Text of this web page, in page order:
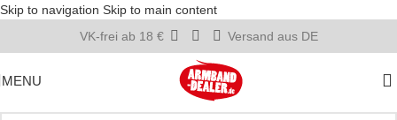
Skip to navigation Skip to main content
VK-frei ab 18 €
Versand aus DE
MENU